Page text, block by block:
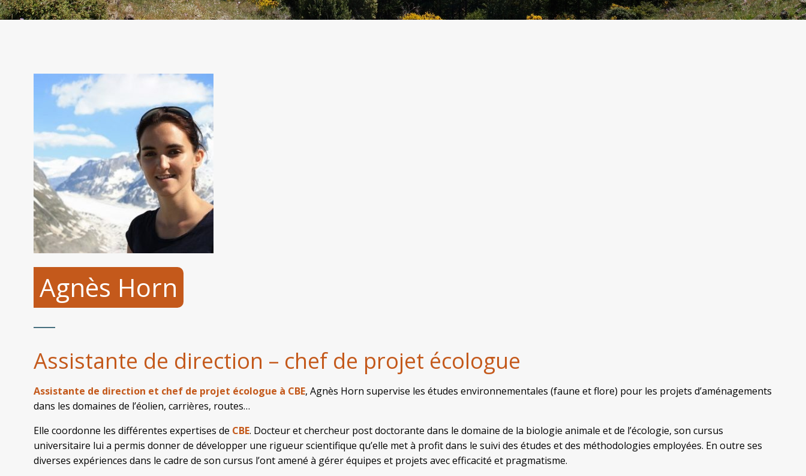
Agnès Horn
Assistante de direction – chef de projet écologue
Assistante de direction et chef de projet écologue à CBE, Agnès Horn supervise les études environnementales (faune et flore) pour les projets d’aménagements
dans les domaines de l’éolien, carrières, routes…
Elle coordonne les différentes expertises de CBE. Docteur et chercheur post doctorante dans le domaine de la biologie animale et de l’écologie, son cursus
universitaire lui a permis donner de développer une rigueur scientifique qu’elle met à profit dans le suivi des études et des méthodologies employées. En outre ses
diverses expériences dans le cadre de son cursus l’ont amené à gérer équipes et projets avec efficacité et pragmatisme.